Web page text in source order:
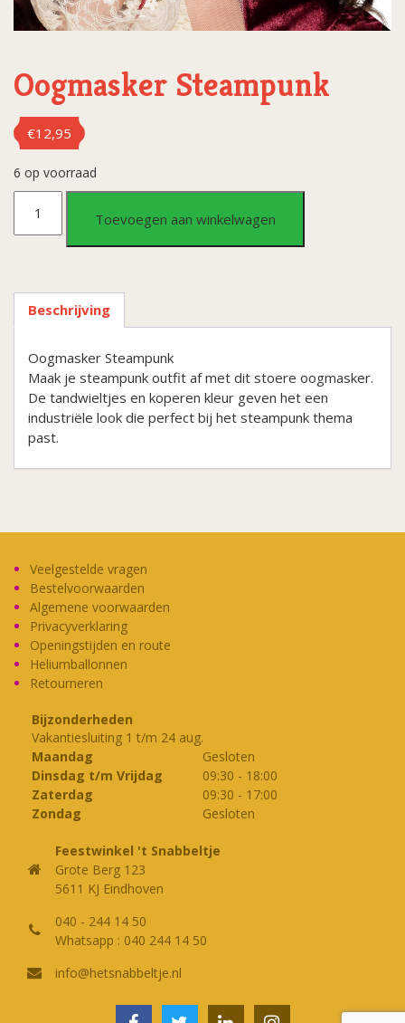
Oogmasker Steampunk
€12,95
6 op voorraad
Oogmasker
Steampunk
Toevoegen aan winkelwagen
Beschrijving
Oogmasker Steampunk
Maak je steampunk outfit af met dit stoere oogmasker.
De tandwieltjes en koperen kleur geven het een
industriële look die perfect bij het steampunk thema
past.
Veelgestelde vragen
Bestelvoorwaarden
Algemene voorwaarden
Privacyverklaring
Openingstijden en route
Heliumballonnen
Retourneren
Bijzonderheden
Vakantiesluiting 1 t/m 24 aug.
Maandag
Gesloten
Dinsdag t/m Vrijdag
09:30 - 18:00
Zaterdag
09:30 - 17:00
Zondag
Gesloten
Feestwinkel 't Snabbeltje
Grote Berg 123
5611 KJ Eindhoven
040 - 244 14 50
Whatsapp : 040 244 14 50
info@hetsnabbeltje.nl